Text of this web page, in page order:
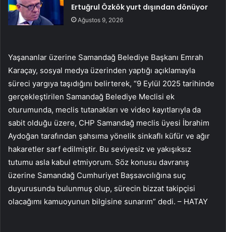
Ertuğrul Özkök yurt dışından dönüyor
Ağustos 9, 2026
Yaşananlar üzerine Samandağ Belediye Başkanı Emrah
Karaçay, sosyal medya üzerinden yaptığı açıklamayla
süreci yargıya taşıdığını belirterek, “9 Eylül 2025 tarihinde
gerçekleştirilen Samandağ Belediye Meclisi ek
oturumunda, meclis tutanakları ve video kayıtlarıyla da
sabit olduğu üzere, CHP Samandağ meclis üyesi İbrahim
Aydoğan tarafından şahsıma yönelik sinkaflı küfür ve ağır
hakaretler sarf edilmiştir. Bu seviyesiz ve yakışıksız
tutumu asla kabul etmiyorum. Söz konusu davranış
üzerine Samandağ Cumhuriyet Başsavcılığına suç
duyurusunda bulunmuş olup, sürecin bizzat takipçisi
olacağımı kamuoyunun bilgisine sunarım” dedi. – HATAY